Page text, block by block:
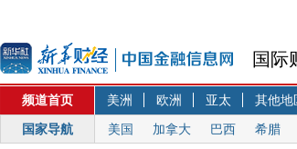
国际
频道首页 美洲 欧洲 亚太 其他地
国家导航
美国 加拿大 巴西 希腊